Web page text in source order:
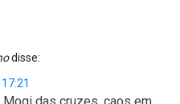
disse: